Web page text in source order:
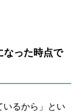
なった時点で
いるから」とい